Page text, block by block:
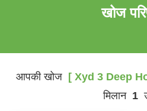
खोज
आपकी खोज[ Xyd 3 Deep
मिलान 1